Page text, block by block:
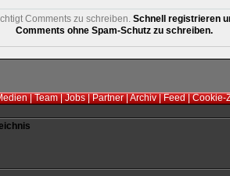
Comments zu schreiben. Schnell registrieren
Comments ohne Spam-Schutz zu schreiben.
|Team|Jobs|Partner|Archiv|Feed|Cookie-